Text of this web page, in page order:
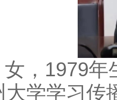
女，1979
大学学习传